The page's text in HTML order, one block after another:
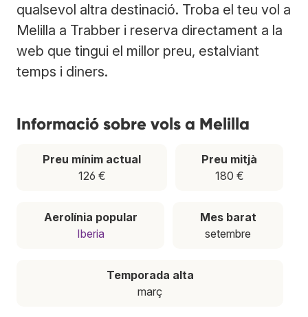
qualsevol altra destinació. Troba el teu vol a
Melilla a Trabber i reserva directament a la
web que tingui el millor preu, estalviant
temps i diners.
Informació sobre vols a Melilla
Preu mínim actual
126 €
Preu mitjà
180 €
Aerolínia popular
Iberia
Mes barat
setembre
Temporada alta
març